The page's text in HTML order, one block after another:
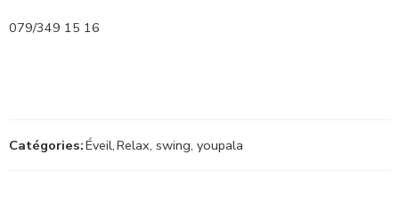
079/349 15 16
Catégories:Éveil,Relax, swing, youpala